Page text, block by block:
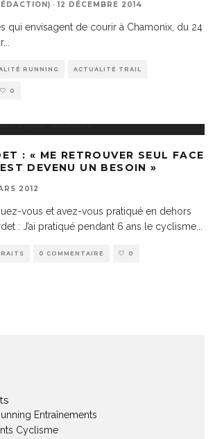
· 12 DÉCEMBRE 2014
qui envisagent de courir à Chamonix, du 24
...
RUNNING ACTUALITÉ TRAIL
0
: « ME RETROUVER SEUL FACE
DEVENU UN BESOIN »
2012
vous et avez-vous pratiqué en dehors
: J’ai pratiqué pendant 6 ans le cyclisme
0 COMMENTAIRE 0
Entraînements
Cyclisme